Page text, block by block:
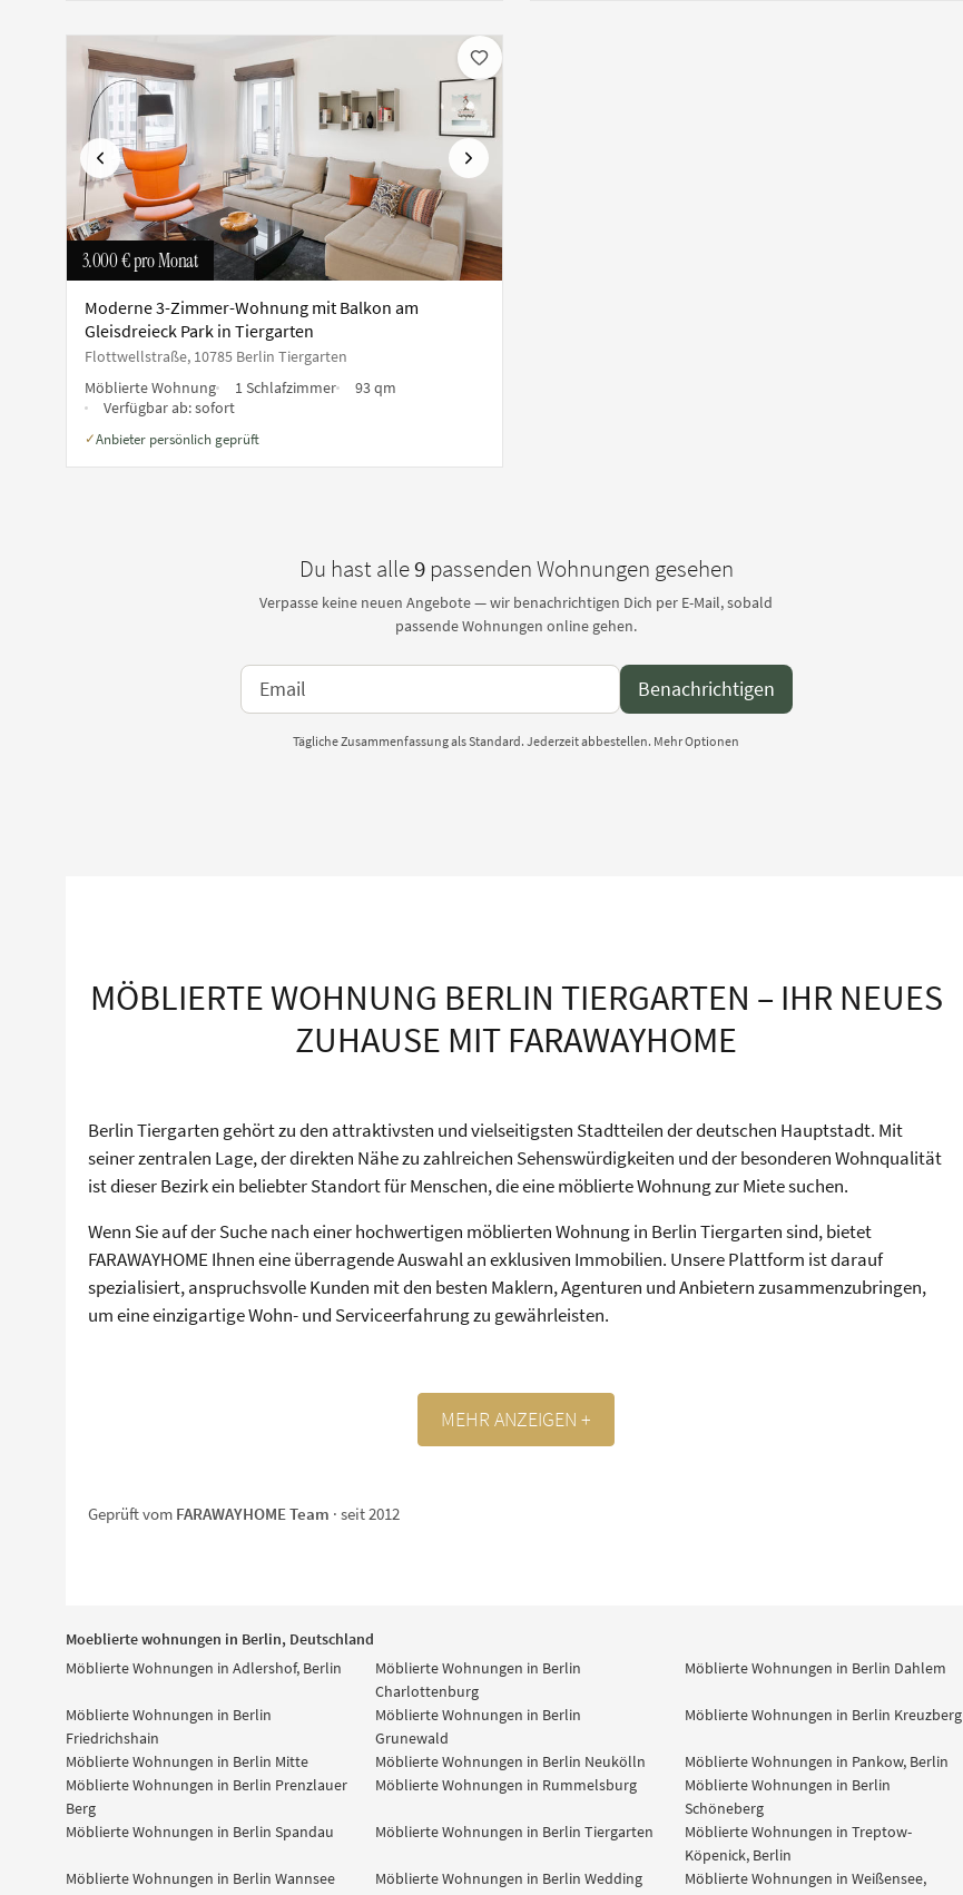
Vorherige Nächste
3.000 €pro Monat
Moderne 3-Zimmer-Wohnung mit Balkon am
Gleisdreieck Park in Tiergarten
Flottwellstraße, 10785 Berlin Tiergarten
Möblierte Wohnung
1 Schlafzimmer
93 qm
Verfügbar ab:sofort
✓Anbieter persönlich geprüft
Du hast alle9passenden Wohnungen gesehen
Verpasse keine neuen Angebote — wir benachrichtigen Dich per E-Mail, sobald
passende Wohnungen online gehen.
Benachrichtigen
Tägliche Zusammenfassung als Standard. Jederzeit abbestellen. Mehr Optionen
MÖBLIERTE WOHNUNG BERLIN TIERGARTEN – IHR NEUES
ZUHAUSE MIT FARAWAYHOME
Berlin Tiergarten gehört zu den attraktivsten und vielseitigsten Stadtteilen der deutschen Hauptstadt. Mit
seiner zentralen Lage, der direkten Nähe zu zahlreichen Sehenswürdigkeiten und der besonderen Wohnqualität
ist dieser Bezirk ein beliebter Standort für Menschen, die eine möblierte Wohnung zur Miete suchen.
Wenn Sie auf der Suche nach einer hochwertigen möblierten Wohnung in Berlin Tiergarten sind, bietet
FARAWAYHOME Ihnen eine überragende Auswahl an exklusiven Immobilien. Unsere Plattform ist darauf
spezialisiert, anspruchsvolle Kunden mit den besten Maklern, Agenturen und Anbietern zusammenzubringen,
um eine einzigartige Wohn- und Serviceerfahrung zu gewährleisten.
MEHR ANZEIGEN +
Geprüft vom FARAWAYHOME Team · seit 2012
Moeblierte wohnungen in Berlin, Deutschland
Möblierte Wohnungen in Adlershof, Berlin
Möblierte Wohnungen in Berlin
Charlottenburg
Möblierte Wohnungen in Berlin Dahlem
Möblierte Wohnungen in Berlin
Friedrichshain
Möblierte Wohnungen in Berlin
Grunewald
Möblierte Wohnungen in Berlin Kreuzberg
Möblierte Wohnungen in Berlin Mitte Möblierte Wohnungen in Berlin Neukölln
Möblierte Wohnungen in Pankow, Berlin
Möblierte Wohnungen in Berlin Prenzlauer
Berg
Möblierte Wohnungen in Rummelsburg
Möblierte Wohnungen in Berlin
Schöneberg
Möblierte Wohnungen in Berlin Spandau
Möblierte Wohnungen in Berlin Tiergarten
Möblierte Wohnungen in Treptow-
Köpenick, Berlin
Möblierte Wohnungen in Berlin Wannsee
Möblierte Wohnungen in Berlin Wedding
Möblierte Wohnungen in Weißensee,